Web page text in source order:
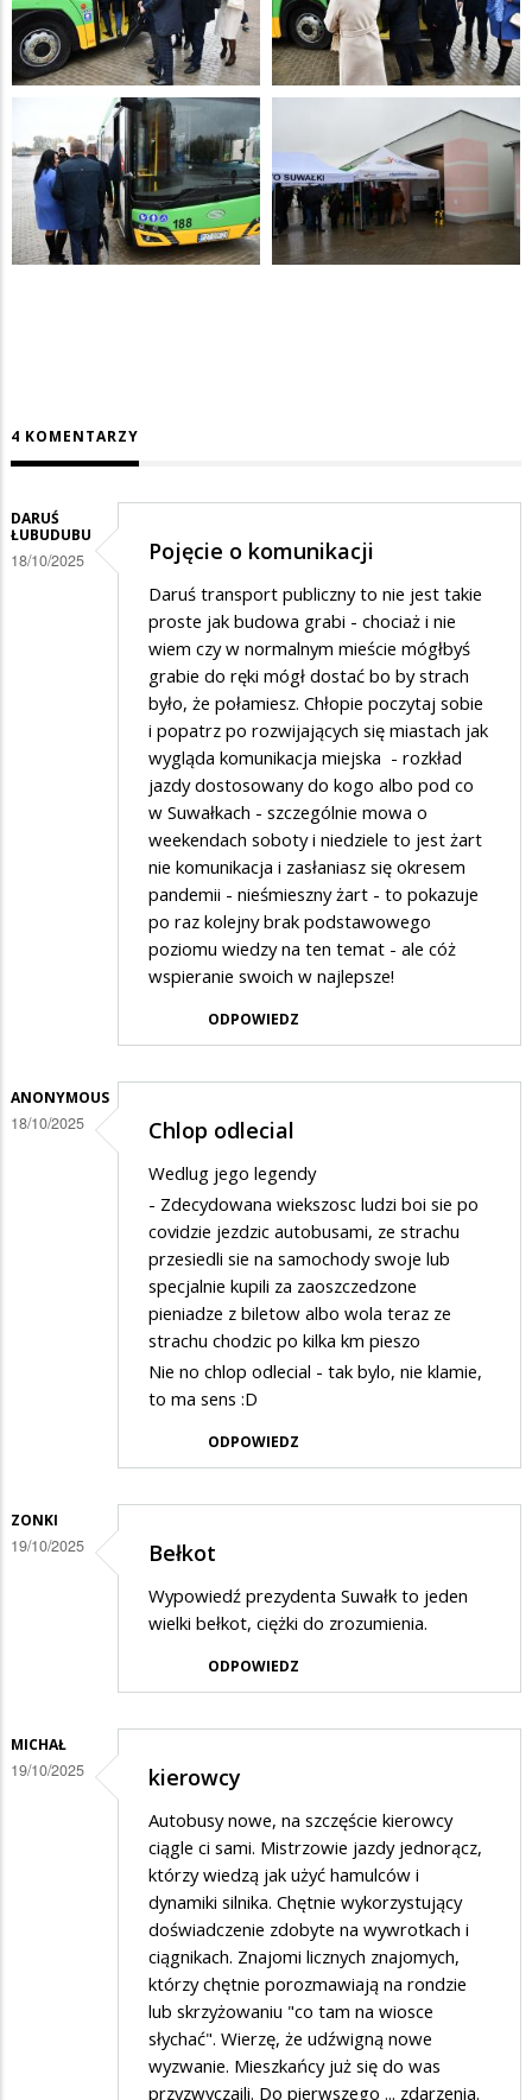
4 KOMENTARZY
DARUŚ
ŁUBUDUBU
18/10/2025 Pojęcie o komunikacji
Daruś transport publiczny to nie jest takie
proste jak budowa grabi - chociaż i nie
wiem czy w normalnym mieście mógłbyś
grabie do ręki mógł dostać bo by strach
było, że połamiesz. Chłopie poczytaj sobie
i popatrz po rozwijających się miastach jak
wygląda komunikacja miejska - rozkład
jazdy dostosowany do kogo albo pod co
w Suwałkach - szczególnie mowa o
weekendach soboty i niedziele to jest żart
nie komunikacja i zasłaniasz się okresem
pandemii - nieśmieszny żart - to pokazuje
po raz kolejny brak podstawowego
poziomu wiedzy na ten temat - ale cóż
wspieranie swoich w najlepsze!
ODPOWIEDZ
ANONYMOUS
18/10/2025 Chlop odlecial
Wedlug jego legendy
- Zdecydowana wiekszosc ludzi boi sie po
covidzie jezdzic autobusami, ze strachu
przesiedli sie na samochody swoje lub
specjalnie kupili za zaoszczedzone
pieniadze z biletow albo wola teraz ze
strachu chodzic po kilka km pieszo
Nie no chlop odlecial - tak bylo, nie klamie,
to ma sens :D
ODPOWIEDZ
ZONKI
19/10/2025 Bełkot
Wypowiedź prezydenta Suwałk to jeden
wielki bełkot, ciężki do zrozumienia.
ODPOWIEDZ
MICHAŁ
19/10/2025 kierowcy
Autobusy nowe, na szczęście kierowcy
ciągle ci sami. Mistrzowie jazdy jednorącz,
którzy wiedzą jak użyć hamulców i
dynamiki silnika. Chętnie wykorzystujący
doświadczenie zdobyte na wywrotkach i
ciągnikach. Znajomi licznych znajomych,
którzy chętnie porozmawiają na rondzie
lub skrzyżowaniu "co tam na wiosce
słychać". Wierzę, że udźwigną nowe
wyzwanie. Mieszkańcy już się do was
przyzwyczaili. Do pierwszego ... zdarzenia.